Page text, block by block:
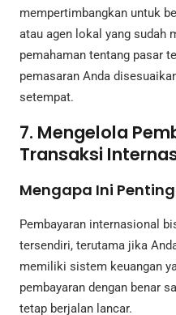
mempertimbangkan untuk
atau agen lokal yang sudah
pemahaman tentang pasar
pemasaran Anda
setempat.
7. Mengelola
Transaksi
Mengapa Ini
Pembayaran internasional
tersendiri, terutama jika
memiliki sistem keuangan
pembayaran dengan benar
tetap berjalan lancar.